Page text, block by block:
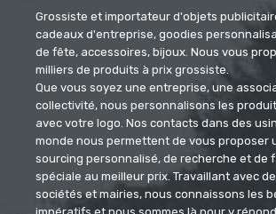
Grossiste et importateur d'objets
cadeaux d'entreprise, goodies
de fête, accessoires, bijoux. Nous vous
milliers de produits à prix grossiste.
Que vous soyez une entreprise, une
collectivité, nous personnalisons les
avec votre logo. Nos contacts dans des
monde nous permettent de vous proposer
sourcing personnalisé, de recherche et de
spéciale au meilleur prix. Travaillant avec
sociétés et mairies, nous connaissons les